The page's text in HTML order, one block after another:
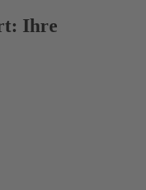
Ihre